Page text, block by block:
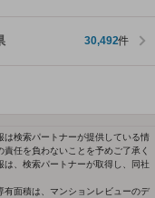
30,492件
検索パートナーが提供している情
任を負わないことを予めご了承く
、検索パートナーが取得し、同社
面積は、マンションレビューのデ